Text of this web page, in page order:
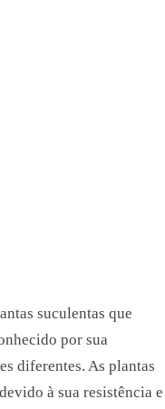
suculentas que
por sua
diferentes. As plantas
à sua resistência e